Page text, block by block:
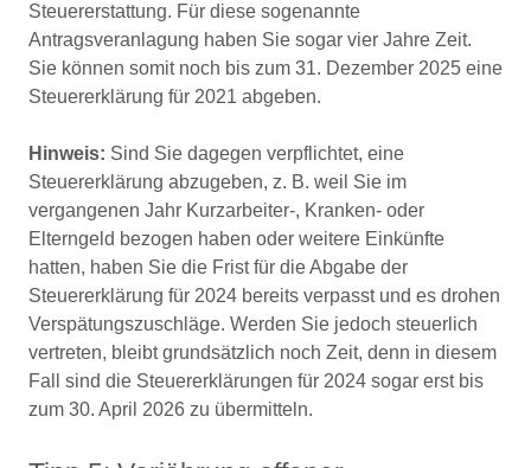
Steuererstattung. Für diese sogenannte
Antragsveranlagung haben Sie sogar vier Jahre Zeit.
Sie können somit noch bis zum 31. Dezember 2025 eine
Steuererklärung für 2021 abgeben.
Hinweis: Sind Sie dagegen verpflichtet, eine
Steuererklärung abzugeben, z. B. weil Sie im
vergangenen Jahr Kurzarbeiter-, Kranken- oder
Elterngeld bezogen haben oder weitere Einkünfte
hatten, haben Sie die Frist für die Abgabe der
Steuererklärung für 2024 bereits verpasst und es drohen
Verspätungszuschläge. Werden Sie jedoch steuerlich
vertreten, bleibt grundsätzlich noch Zeit, denn in diesem
Fall sind die Steuererklärungen für 2024 sogar erst bis
zum 30. April 2026 zu übermitteln.